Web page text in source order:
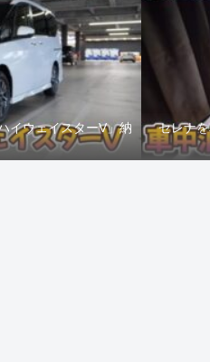
イウェイスターV」納
セレナ